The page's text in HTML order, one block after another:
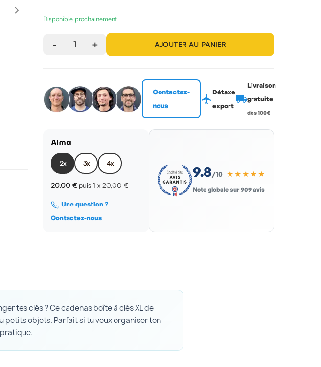
Disponible prochainement
- 1 + AJOUTER AU PANIER
Contactez-
nous
flight
Détaxe
export
local_shipping
Livraison
gratuite
dès 100€
2x 3x 4x
20,00 € puis 1 x20,00 €
Une question ?
Contactez-nous
9.8/10 ★★★★★
Note globale sur 909 avis
tes clés ? Ce cadenas boîte à clés XL de
objets. Parfait si tu veux organiser ton